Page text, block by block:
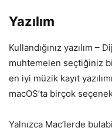
Yazılım
Kullandığınız yazılım –
muhtemelen seçtiğiniz
en iyi müzik kayıt
macOS’ta birçok
Yalnızca Mac’lerde